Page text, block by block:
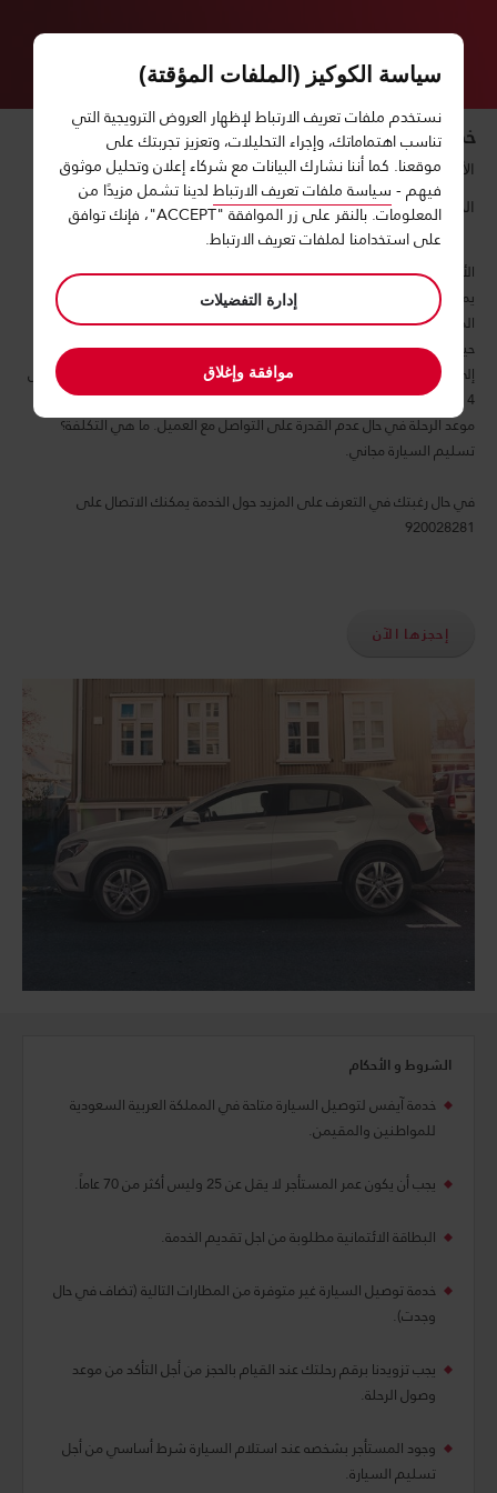
نورت
خدمة نورت
الأن إحصل على السيارة المستأجرة عند بوابة الوصول في المطارات
الرئيسية.
الأن وفر الوقت والجهد الذي تقضيه في المطارات من أجل استئجار سيارة، حيث
يمكنك الأن استلام السيارة المستأجرة من آيفس عند بوابة الوصول في
المطارات الرئيسية.
حيث سوف يقوم أحد موظفي آيفس بانتظارك عند بوابة الوصول ثم سيرافقك
إلى باب الخروج من أجل فحص السيارة، توقيع العقد والانطلاق، يمكنك الحجز قبل
4 ساعات من موعد رحلتك ولكن بشرط تزويدنا برقم رحلتك من أجل التأكد من
موعد الرحلة في حال عدم القدرة على التواصل مع العميل. ما هي التكلفة؟
تسليم السيارة مجاني.
في حال رغبتك في التعرف على المزيد حول الخدمة يمكنك الاتصال على
920028281
إحجزها الآن
الشروط و الأحكام
خدمة آيفس لتوصيل السيارة متاحة في المملكة العربية السعودية
للمواطنين والمقيمن.
يجب أن يكون عمر المستأجر لا يقل عن 25 وليس أكثر من 70 عاماً.
البطاقة الائتمانية مطلوبة من اجل تقديم الخدمة.
خدمة توصيل السيارة غير متوفرة من المطارات التالية (تضاف في حال
وجدت).
يجب تزويدنا برقم رحلتك عند القيام بالحجز من أجل التأكد من موعد
وصول الرحلة.
وجود المستأجر بشخصه عند استلام السيارة شرط أساسي من أجل
تسليم السيارة.
سياسة الكوكيز (الملفات المؤقتة)
نستخدم ملفات تعريف الارتباط لإظهار العروض الترويجية التي
تناسب اهتماماتك، وإجراء التحليلات، وتعزيز تجربتك على
موقعنا. كما أننا نشارك البيانات مع شركاء إعلان وتحليل موثوق
فيهم -سياسة ملفات تعريف الارتباطلدينا تشمل مزيدًا من
المعلومات. بالنقر على زر الموافقة "ACCEPT"، فإنك توافق
على استخدامنا لملفات تعريف الارتباط.
إدارة التفضيلات
موافقة وإغلاق